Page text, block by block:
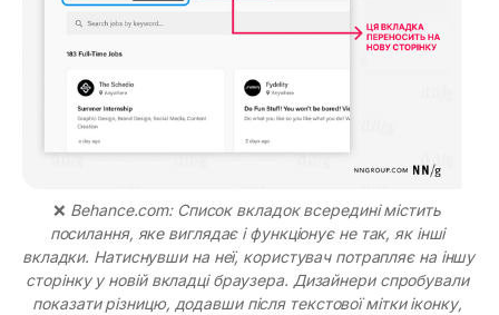
❌ Behance.com: Список вкладок всередині містить
посилання, яке виглядає і функціонує не так, як інші
вкладки. Натиснувши на неї, користувач потрапляє на іншу
сторінку у новій вкладці браузера. Дизайнери спробували
показати різницю, додавши після текстової мітки іконку,